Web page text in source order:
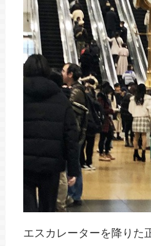
エスカレーターを降りた